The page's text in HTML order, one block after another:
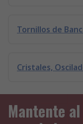
Tornillos de
Cristales,
Mantente